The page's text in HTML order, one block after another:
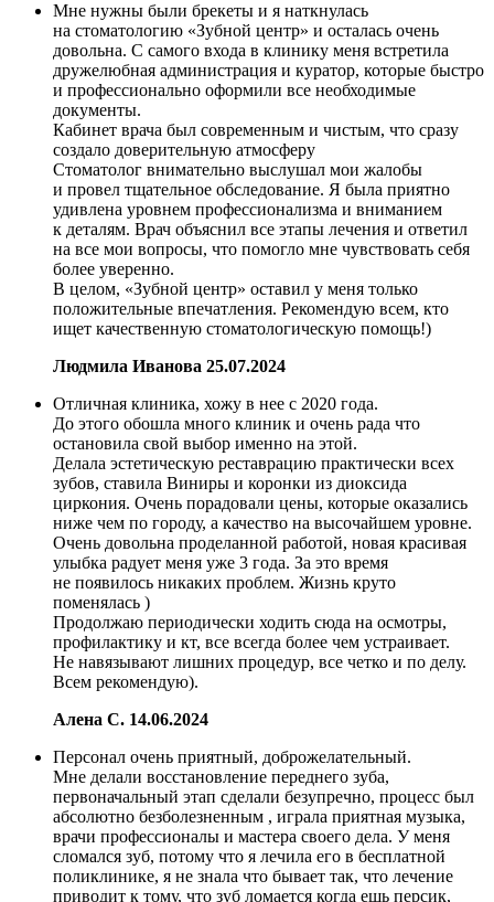
Мне нужны были брекеты и я наткнулась
на стоматологию «Зубной центр» и осталась очень
довольна. С самого входа в клинику меня встретила
дружелюбная администрация и куратор, которые быстро
и профессионально оформили все необходимые
документы.
Кабинет врача был современным и чистым, что сразу
создало доверительную атмосферу
Стоматолог внимательно выслушал мои жалобы
и провел тщательное обследование. Я была приятно
удивлена уровнем профессионализма и вниманием
к деталям. Врач объяснил все этапы лечения и ответил
на все мои вопросы, что помогло мне чувствовать себя
более уверенно.
В целом, «Зубной центр» оставил у меня только
положительные впечатления. Рекомендую всем, кто
ищет качественную стоматологическую помощь!)
Людмила Иванова 25.07.2024
Отличная клиника, хожу в нее с 2020 года.
До этого обошла много клиник и очень рада что
остановила свой выбор именно на этой.
Делала эстетическую реставрацию практически всех
зубов, ставила Виниры и коронки из диоксида
циркония. Очень порадовали цены, которые оказались
ниже чем по городу, а качество на высочайшем уровне.
Очень довольна проделанной работой, новая красивая
улыбка радует меня уже 3 года. За это время
не появилось никаких проблем. Жизнь круто
поменялась )
Продолжаю периодически ходить сюда на осмотры,
профилактику и кт, все всегда более чем устраивает.
Не навязывают лишних процедур, все четко и по делу.
Всем рекомендую).
Алена С. 14.06.2024
Персонал очень приятный, доброжелательный.
Мне делали восстановление переднего зуба,
первоначальный этап сделали безупречно, процесс был
абсолютно безболезненным , играла приятная музыка,
врачи профессионалы и мастера своего дела. У меня
сломался зуб, потому что я лечила его в бесплатной
поликлинике, я не знала что бывает так, что лечение
приводит к тому, что зуб ломается когда ешь персик,